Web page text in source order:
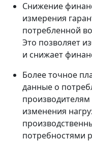
Снижение
измерения
потребленной
Это позволяет
и снижает
Более точное
данные о
изменения
потребностями